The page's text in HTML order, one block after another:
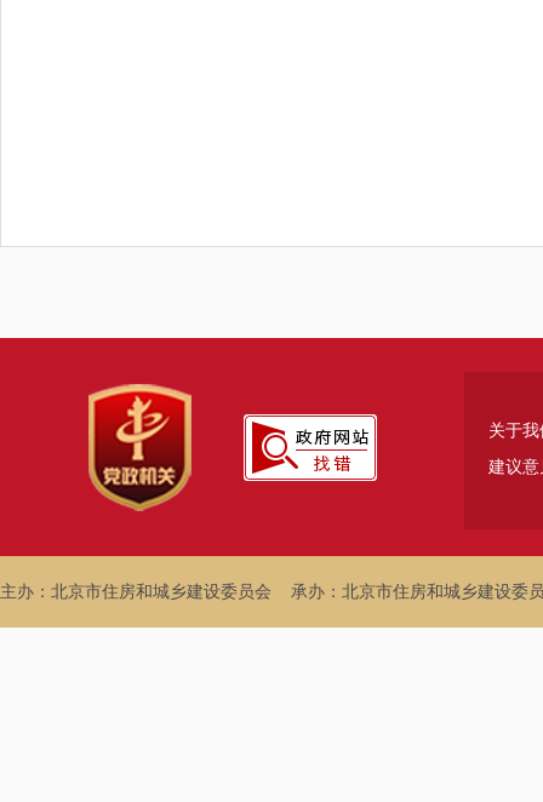
关于我
建议意
主办：北京市住房和城乡建设委员会 承办：北京市住房和城乡建设委